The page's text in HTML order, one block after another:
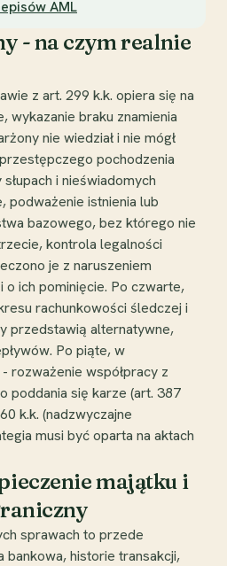
AML
- na czym realnie
z art. 299 k.k. opiera się na
wykazanie braku znamienia
nie wiedział i nie mógł
pochodzenia
i nieświadomych
podważenie istnienia lub
bazowego, bez którego nie
kontrola legalności
je z naruszeniem
ich pominięcie. Po czwarte,
rachunkowości śledczej i
przedstawią alternatywne,
Po piąte, w
rozważenie współpracy z
poddania się karze (art. 387
k.k. (nadzwyczajne
musi być oparta na aktach
majątku i
sprawach to przede
bankowa, historie transakcji,